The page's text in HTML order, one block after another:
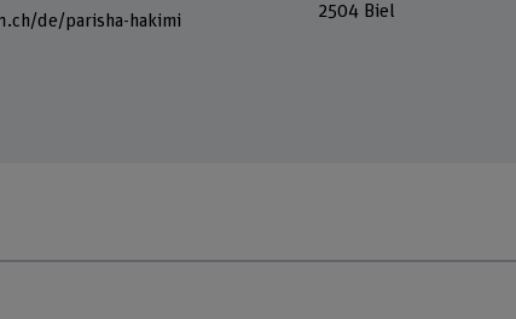
de/parisha-hakimi
2504 Biel